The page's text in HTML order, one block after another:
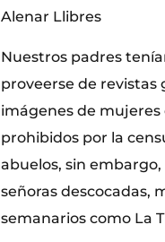
Alenar Llibres
Nuestros padres
proveerse de revistas
imágenes de
prohibidos por la
abuelos, sin
señoras descocadas,
semanarios como La